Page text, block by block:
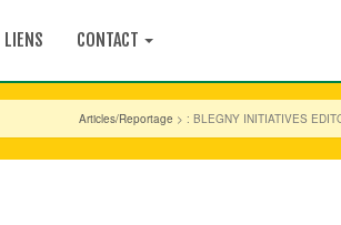
LIENS CONTACT
Articles/Reportage > : BLEGNY INITIATIVES